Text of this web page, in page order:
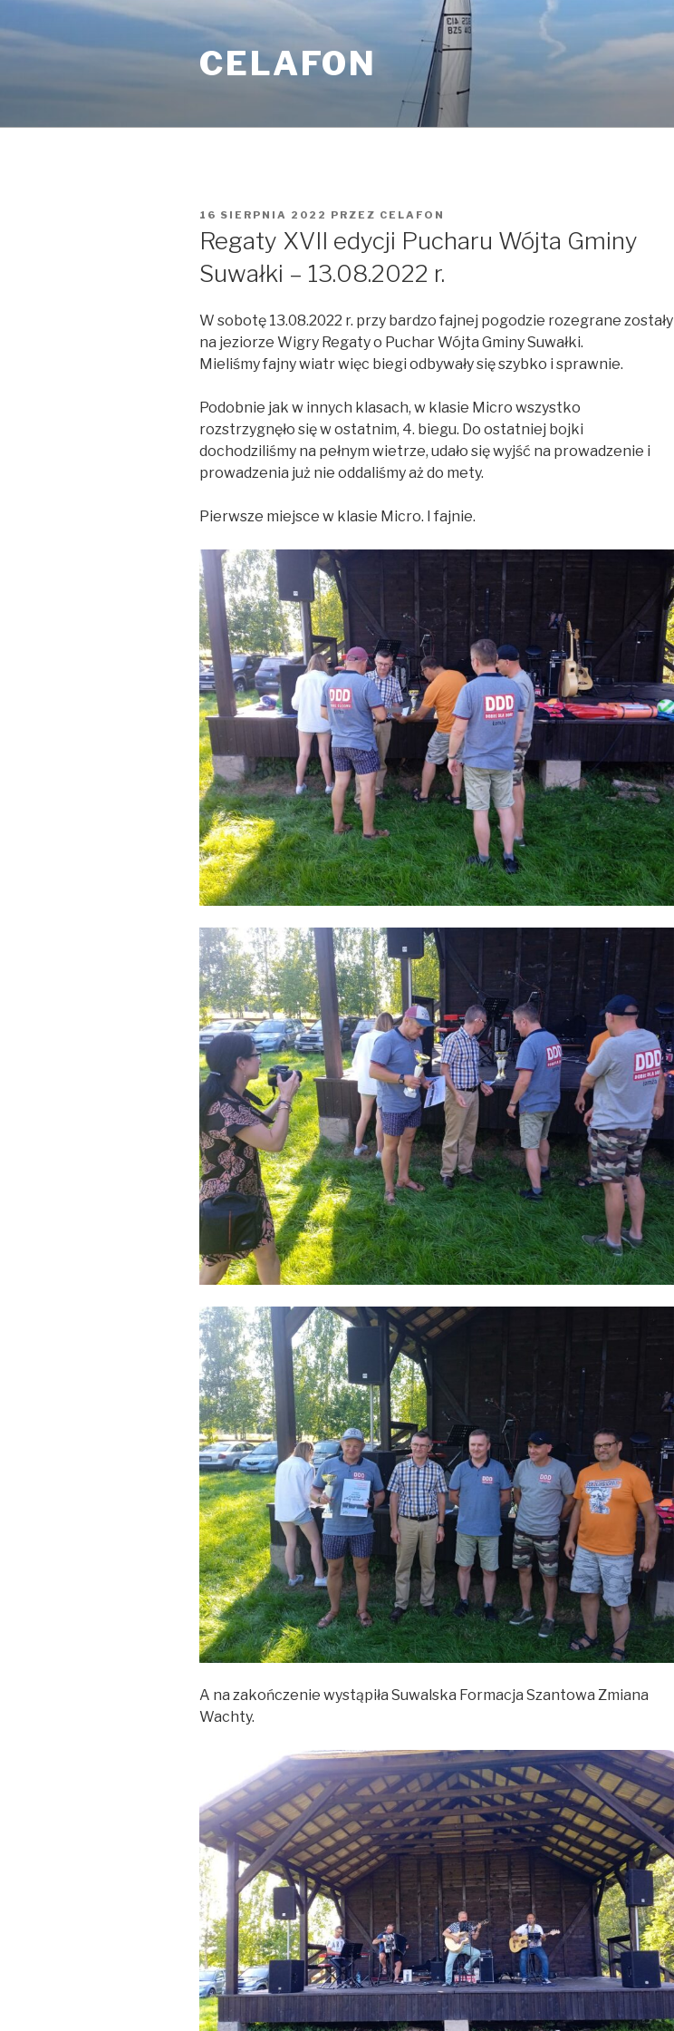
do
CELAFON
OPUBLIKOWANE
16 SIERPNIA 2022 PRZEZ CELAFON
Regaty XVII edycji Pucharu Wójta Gminy
Suwałki – 13.08.2022 r.
W sobotę 13.08.2022 r. przy bardzo fajnej pogodzie rozegrane zostały
na jeziorze Wigry Regaty o Puchar Wójta Gminy Suwałki.
Mieliśmy fajny wiatr więc biegi odbywały się szybko i sprawnie.
Podobnie jak w innych klasach, w klasie Micro wszystko
rozstrzygnęło się w ostatnim, 4. biegu. Do ostatniej bojki
dochodziliśmy na pełnym wietrze, udało się wyjść na prowadzenie i
prowadzenia już nie oddaliśmy aż do mety.
Pierwsze miejsce w klasie Micro. I fajnie.
A na zakończenie wystąpiła Suwalska Formacja Szantowa Zmiana
Wachty.